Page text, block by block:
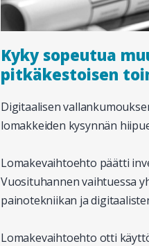
Kyky sopeutua
pitkäkestoisen
Digitaalisen
lomakkeiden kysynnän
Lomakevaihtoehto päätti
Vuosituhannen vaihtuessa
painotekniikan ja
Lomakevaihtoehto otti